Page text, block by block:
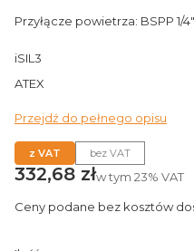
Przyłącze powietrza: BSPP 1/4"
iSIL3
ATEX
Przejdź do pełnego opisu
z VAT bez VAT
Cena
332,68 złw tym 23% VAT
Ceny podane bez kosztów